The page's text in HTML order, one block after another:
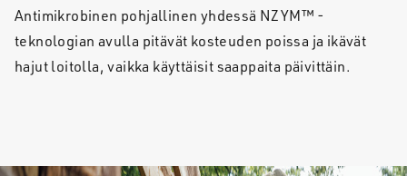
Antimikrobinen pohjallinen yhdessä NZYM™ -
teknologian avulla pitävät kosteuden poissa ja ikävät
hajut loitolla, vaikka käyttäisit saappaita päivittäin.